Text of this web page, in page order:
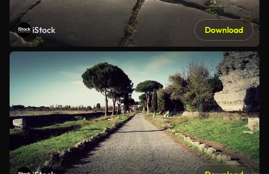
iStock Download